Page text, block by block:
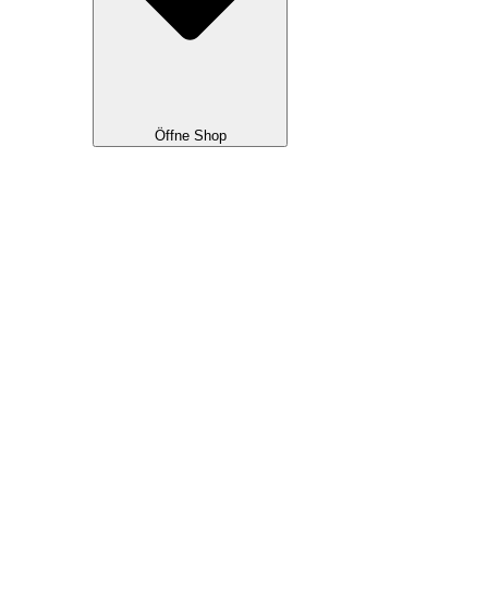
Öffne Shop